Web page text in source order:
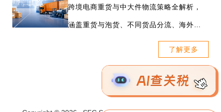
跨境电商重货与中大件物流策略全解析，
涵盖重货与泡货、不同货品分流、海外仓
备货等方式。三态速递为不同类型的重货
大件产品提供直邮专线服务。
了解更多